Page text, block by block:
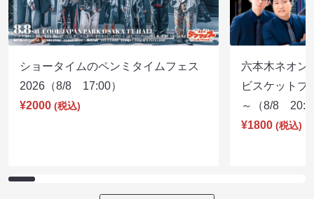
ショータイムのペンミタイムフェス
2026（8/8 17:00）
¥2000 (税込)
六本木ネオン
ビスケットブ
～（8/8
¥1800 (税込)